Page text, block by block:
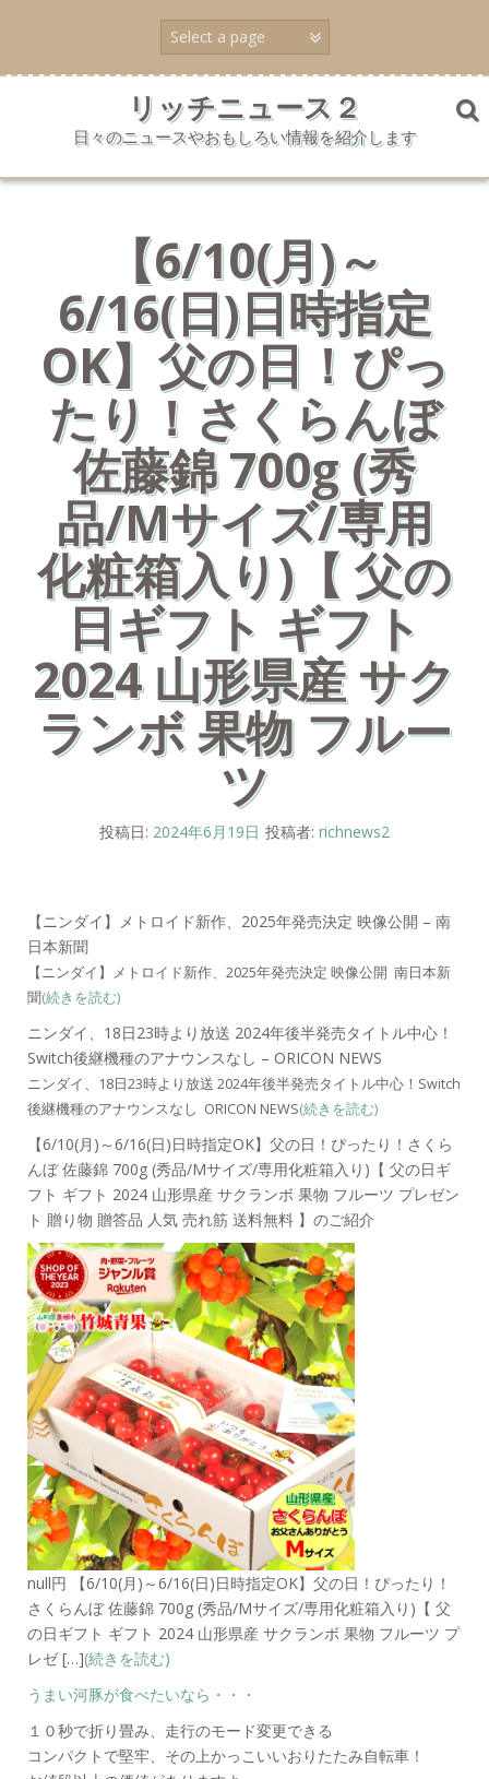
ン
ッ
リッチニュース２
日々のニュースやおもしろい情報を紹介します
【6/10(月)～
6/16(日)日時指定
OK】父の日！ぴっ
たり！さくらんぼ
佐藤錦 700g (秀
品/Mサイズ/専用
化粧箱入り)【 父の
日ギフト ギフト
2024 山形県産 サク
ランボ 果物 フルー
ツ
投稿日: 2024年6月19日 投稿者: richnews2
【ニンダイ】メトロイド新作、2025年発売決定 映像公開 – 南
日本新聞
【ニンダイ】メトロイド新作、2025年発売決定 映像公開 南日本新
聞(続きを読む)
ニンダイ、18日23時より放送 2024年後半発売タイトル中心！
Switch後継機種のアナウンスなし – ORICON NEWS
ニンダイ、18日23時より放送 2024年後半発売タイトル中心！Switch
後継機種のアナウンスなし ORICON NEWS(続きを読む)
【6/10(月)～6/16(日)日時指定OK】父の日！ぴったり！さくら
んぼ 佐藤錦 700g (秀品/Mサイズ/専用化粧箱入り)【 父の日ギ
フト ギフト 2024 山形県産 サクランボ 果物 フルーツ プレゼン
ト 贈り物 贈答品 人気 売れ筋 送料無料 】のご紹介
null円 【6/10(月)～6/16(日)日時指定OK】父の日！ぴったり！
さくらんぼ 佐藤錦 700g (秀品/Mサイズ/専用化粧箱入り)【 父
の日ギフト ギフト 2024 山形県産 サクランボ 果物 フルーツ プ
レゼ […](続きを読む)
うまい河豚が食べたいなら・・・
１０秒で折り畳み、走行のモード変更できる
コンパクトで堅牢、その上かっこいいおりたたみ自転車！